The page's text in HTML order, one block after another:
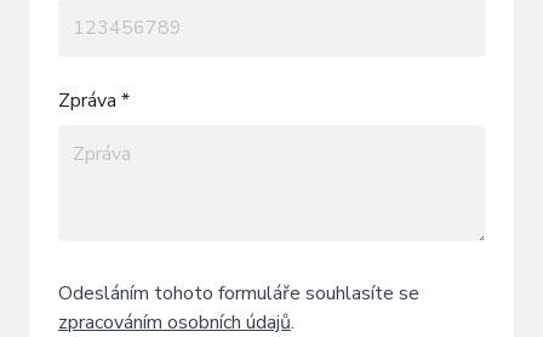
Zpráva *
Odesláním tohoto formuláře souhlasíte se
zpracováním osobních údajů.